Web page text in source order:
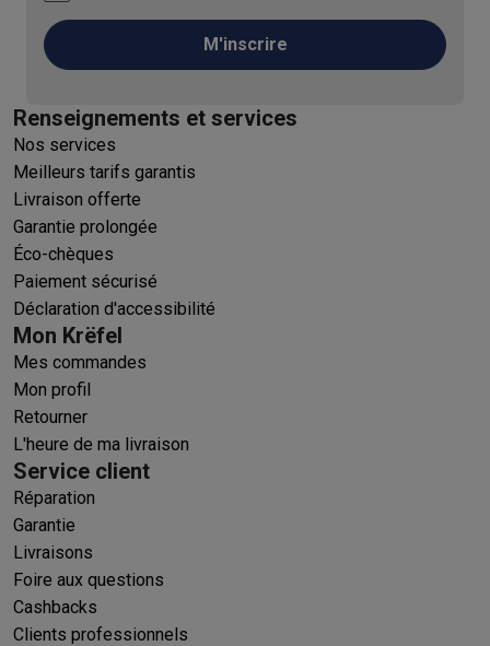
M'inscrire
Renseignements et services
Nos services
Meilleurs tarifs garantis
Livraison offerte
Garantie prolongée
Éco-chèques
Paiement sécurisé
Déclaration d'accessibilité
Mon Krëfel
Mes commandes
Mon profil
Retourner
L'heure de ma livraison
Service client
Réparation
Garantie
Livraisons
Foire aux questions
Cashbacks
Clients professionnels